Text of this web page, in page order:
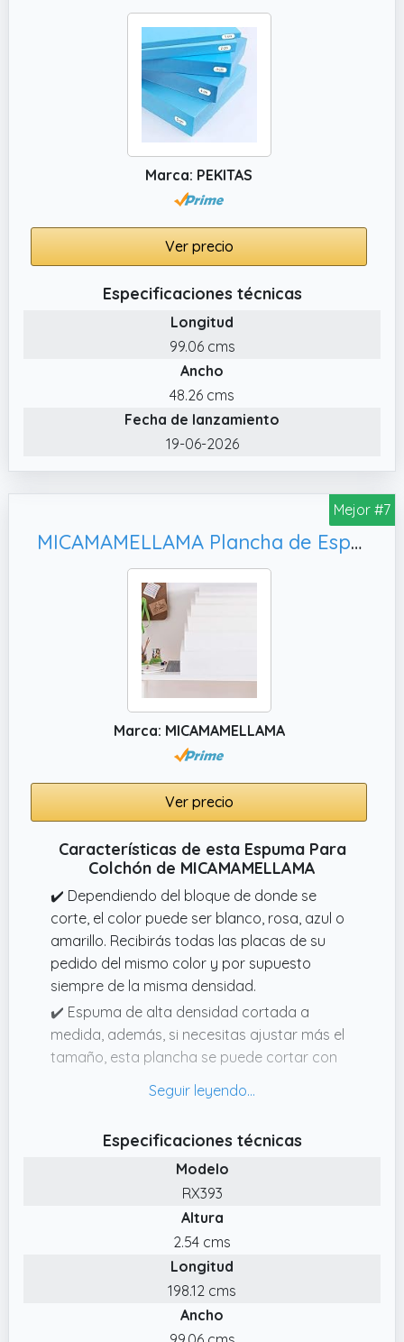
Marca: PEKITAS
Ver precio
Especificaciones técnicas
Longitud
99.06 cms
Ancho
48.26 cms
Fecha de lanzamiento
19-06-2026
Mejor #7
MICAMAMELLAMA Plancha de Espuma Poliuretano | Goma Espuma Alta Densidad | 100 x 200 cm | Grosor 3 cm | Espuma Multiusos para Tapizar | Relleno Cojines | Sofas | Colchones | Sillas | Disfraces
Marca: MICAMAMELLAMA
Ver precio
Características de esta Espuma Para
Colchón de MICAMAMELLAMA
✔️ Dependiendo del bloque de donde se
corte, el color puede ser blanco, rosa, azul o
amarillo. Recibirás todas las placas de su
pedido del mismo color y por supuesto
siempre de la misma densidad.
✔️ Espuma de alta densidad cortada a
medida, además, si necesitas ajustar más el
tamaño, esta plancha se puede cortar con
poliuretano de fácil manejo y adaptables a
✔️ Gomaespuma a medida multiusos, como
espuma de costura, para tapicería, relleno
para asientos o respaldos, espuma para
maletines, cajas de transporte, espumas
para sofás o colchones de espuma.
✔️ Corte de espuma de 100 x 200 cm
disponible en diferentes grosores, para un
resultado óptimo en todos sus casos de uso.
Espuma de poliuretano de alta densidad
Especificaciones técnicas
Modelo
RX393
Altura
2.54 cms
Longitud
198.12 cms
Ancho